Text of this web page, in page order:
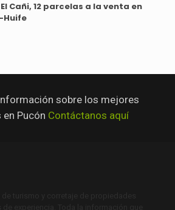
Cañi, 12 parcelas a la venta en
Huife
sobre los mejores
Pucón Contáctanos aquí